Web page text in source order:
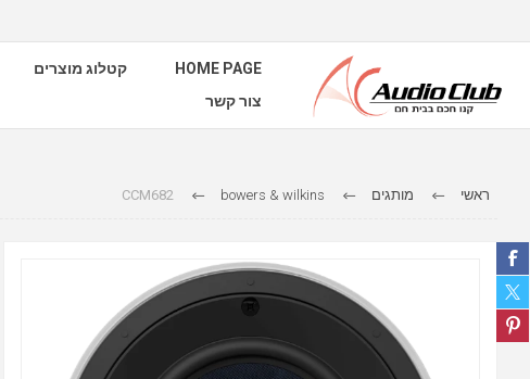
HOME PAGE קטלוג מוצרים
צור קשר
ראשי מותגים bowers & wilkins
CCM682